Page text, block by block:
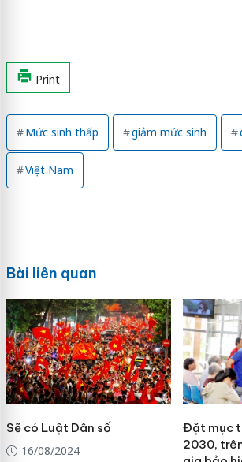
Print
Mức sinh thấp giảm mức sinh
Việt Nam
Bài liên quan
Sẽ có Luật Dân số
16/08/2024
Đặt mục
2030,